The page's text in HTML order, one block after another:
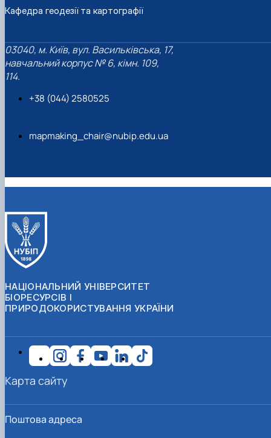
Кафедра геодезії та картографії
03040, м. Київ, вул. Васильківська, 17,
навчальний корпус № 6, кімн. 109,
114.
+38 (044) 2580525
mapmaking_chair@nubip.edu.ua
НАЦІОНАЛЬНИЙ УНІВЕРСИТЕТ
БІОРЕСУРСІВ І
ПРИРОДОКОРИСТУВАННЯ УКРАЇНИ
Поштова адреса
Карта сайту